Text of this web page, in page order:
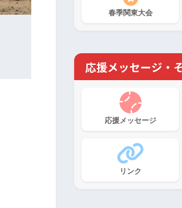
春季関東大会
応援メッセージ・
応援メッセージ
リンク